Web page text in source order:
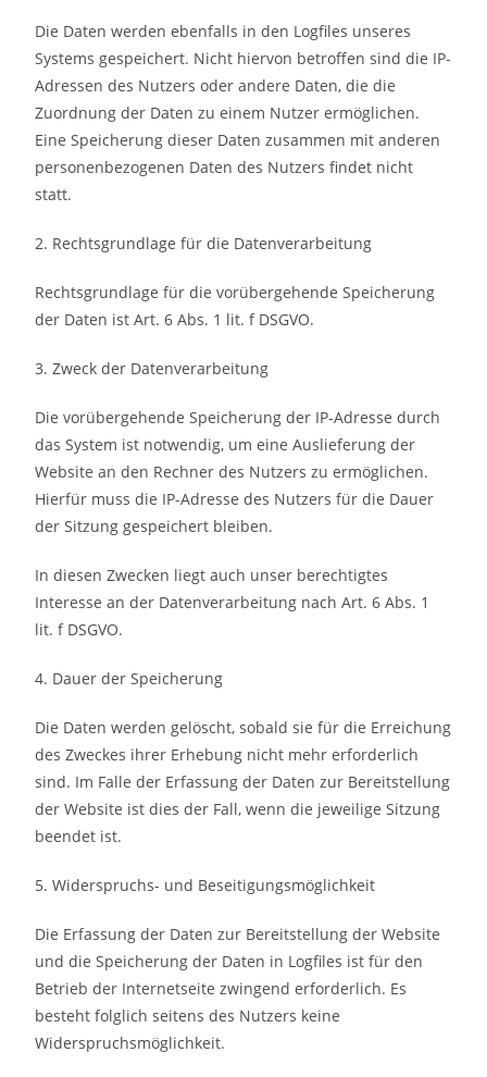
Die Daten werden ebenfalls in den Logfiles unseres
Systems gespeichert. Nicht hiervon betroffen sind die IP-
Adressen des Nutzers oder andere Daten, die die
Zuordnung der Daten zu einem Nutzer ermöglichen.
Eine Speicherung dieser Daten zusammen mit anderen
personenbezogenen Daten des Nutzers findet nicht
statt.
2. Rechtsgrundlage für die Datenverarbeitung
Rechtsgrundlage für die vorübergehende Speicherung
der Daten ist Art. 6 Abs. 1 lit. f DSGVO.
3. Zweck der Datenverarbeitung
Die vorübergehende Speicherung der IP-Adresse durch
das System ist notwendig, um eine Auslieferung der
Website an den Rechner des Nutzers zu ermöglichen.
Hierfür muss die IP-Adresse des Nutzers für die Dauer
der Sitzung gespeichert bleiben.
In diesen Zwecken liegt auch unser berechtigtes
Interesse an der Datenverarbeitung nach Art. 6 Abs. 1
lit. f DSGVO.
4. Dauer der Speicherung
Die Daten werden gelöscht, sobald sie für die Erreichung
des Zweckes ihrer Erhebung nicht mehr erforderlich
sind. Im Falle der Erfassung der Daten zur Bereitstellung
der Website ist dies der Fall, wenn die jeweilige Sitzung
beendet ist.
5. Widerspruchs- und Beseitigungsmöglichkeit
Die Erfassung der Daten zur Bereitstellung der Website
und die Speicherung der Daten in Logfiles ist für den
Betrieb der Internetseite zwingend erforderlich. Es
besteht folglich seitens des Nutzers keine
Widerspruchsmöglichkeit.